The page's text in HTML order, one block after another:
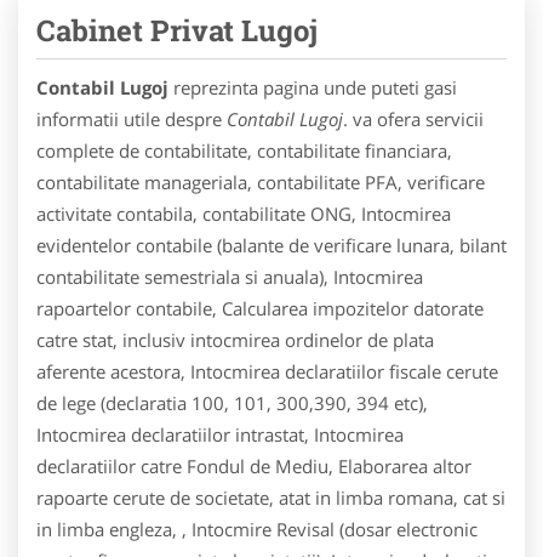
Cabinet Privat Lugoj
Contabil Lugoj reprezinta pagina unde puteti gasi
informatii utile despre Contabil Lugoj. va ofera servicii
complete de contabilitate, contabilitate financiara,
contabilitate manageriala, contabilitate PFA, verificare
activitate contabila, contabilitate ONG, Intocmirea
evidentelor contabile (balante de verificare lunara, bilant
contabilitate semestriala si anuala), Intocmirea
rapoartelor contabile, Calcularea impozitelor datorate
catre stat, inclusiv intocmirea ordinelor de plata
aferente acestora, Intocmirea declaratiilor fiscale cerute
de lege (declaratia 100, 101, 300,390, 394 etc),
Intocmirea declaratiilor intrastat, Intocmirea
declaratiilor catre Fondul de Mediu, Elaborarea altor
rapoarte cerute de societate, atat in limba romana, cat si
in limba engleza, , Intocmire Revisal (dosar electronic